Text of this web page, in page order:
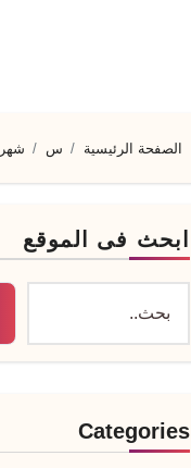
الصفحة الرئيسية س شهر
ابحث فى الموقع
Categories